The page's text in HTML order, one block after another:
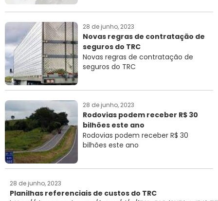
28 de junho, 2023
Novas regras de contratação de
seguros do TRC
Novas regras de contratação de
seguros do TRC
28 de junho, 2023
Rodovias podem receber R$ 30
bilhões este ano
Rodovias podem receber R$ 30
bilhões este ano
28 de junho, 2023
Planilhas referenciais de custos do TRC